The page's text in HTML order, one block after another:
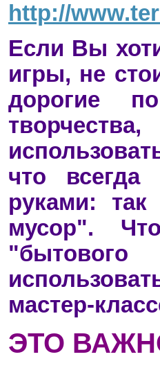
http://
Если Вы
игры, не
дорогие
что
руками:
мусор".
мастер-
ЭТО